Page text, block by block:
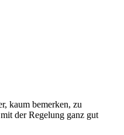
kaum bemerken, zu
der Regelung ganz gut